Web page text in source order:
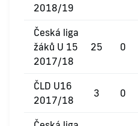
2018/19
Česká liga
žáků U 15
2017/18
25 0
ČLD U16
2017/18
3 0